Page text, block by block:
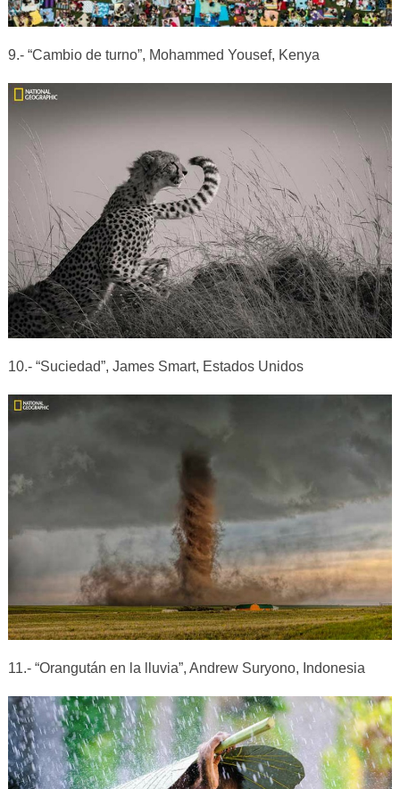
9.- “Cambio de turno”, Mohammed Yousef, Kenya
10.- “Suciedad”, James Smart, Estados Unidos
11.- “Orangután en la lluvia”, Andrew Suryono, Indonesia